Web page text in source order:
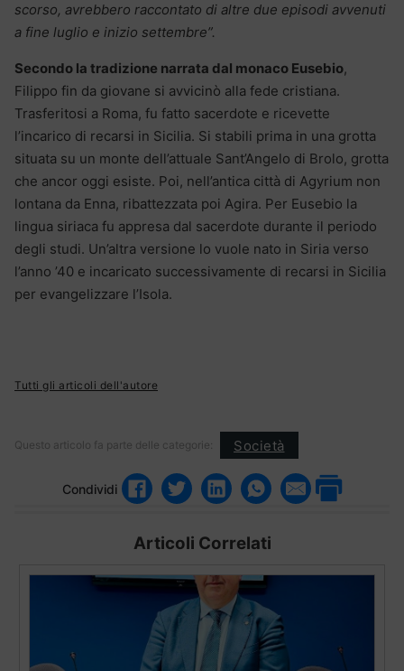
scorso, avrebbero raccontato di altre due episodi avvenuti
a fine luglio e inizio settembre”.
Secondo la tradizione narrata dal monaco Eusebio,
Filippo fin da giovane si avvicinò alla fede cristiana.
Trasferitosi a Roma, fu fatto sacerdote e ricevette
l’incarico di recarsi in Sicilia. Si stabili prima in una grotta
situata su un monte dell’attuale Sant’Angelo di Brolo, grotta
che ancor oggi esiste. Poi, nell’antica città di Agyrium non
lontana da Enna, ribattezzata poi Agira. Per Eusebio la
lingua siriaca fu appresa dal sacerdote durante il periodo
degli studi. Un’altra versione lo vuole nato in Siria verso
l’anno ’40 e incaricato successivamente di recarsi in Sicilia
per evangelizzare l’Isola.
Tutti gli articoli dell'autore
Questo articolo fa parte delle categorie: Società
Condividi
Articoli Correlati